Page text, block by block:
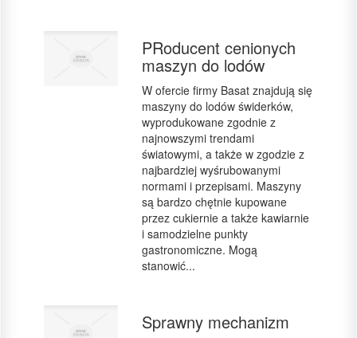
PRoducent cenionych
maszyn do lodów
W ofercie firmy Basat znajdują się
maszyny do lodów świderków,
wyprodukowane zgodnie z
najnowszymi trendami
światowymi, a także w zgodzie z
najbardziej wyśrubowanymi
normami i przepisami. Maszyny
są bardzo chętnie kupowane
przez cukiernie a także kawiarnie
i samodzielne punkty
gastronomiczne. Mogą
stanowić...
Sprawny mechanizm